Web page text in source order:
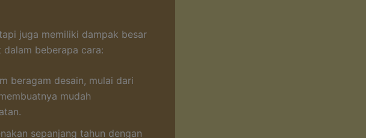
juga memiliki dampak besar
beberapa cara:
beragam desain, mulai dari
mudah
sepanjang tahun dengan